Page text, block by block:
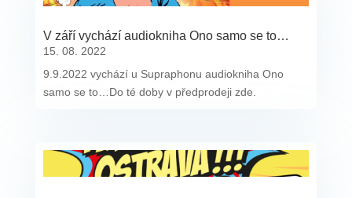
V září vychází audiokniha Ono samo se to…
15. 08. 2022
9.9.2022 vychází u Supraphonu audiokniha Ono
samo se to…Do té doby v předprodeji zde.